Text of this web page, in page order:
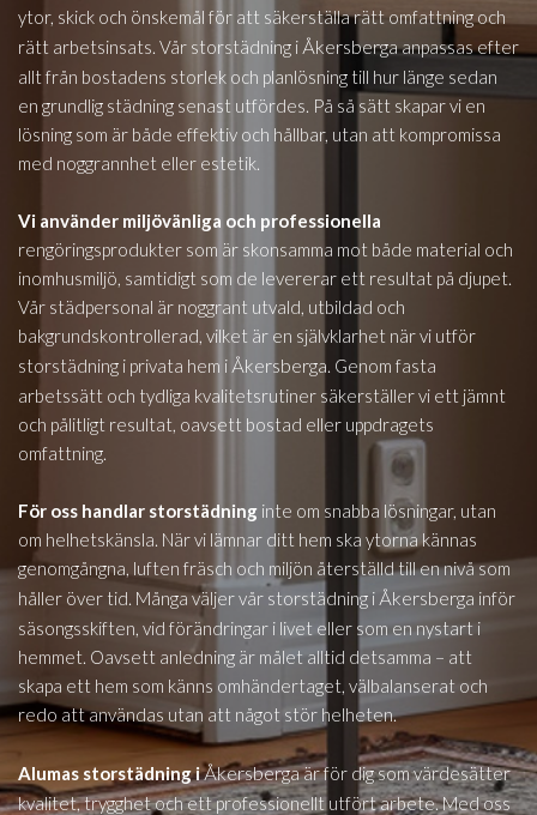
ytor, skick och önskemål för att säkerställa rätt omfattning och
rätt arbetsinsats. Vår storstädning i Åkersbergaanpassas efter
allt från bostadens storlek och planlösning till hur länge sedan
en grundlig städning senast utfördes. På så sätt skapar vi en
lösning som är både effektiv och hållbar, utan att kompromissa
med noggrannhet eller estetik.
Vi använder miljövänliga och professionella
rengöringsprodukter som är skonsamma mot både material och
inomhusmiljö, samtidigt som de levererar ett resultat på djupet.
Vår städpersonal är noggrant utvald, utbildad och
bakgrundskontrollerad, vilket är en självklarhet när vi utför
storstädning i privata hem i Åkersberga . Genom fasta
arbetssätt och tydliga kvalitetsrutiner säkerställer vi ett jämnt
och pålitligt resultat, oavsett bostad eller uppdragets
omfattning.
För oss handlar storstädning inte om snabba lösningar, utan
om helhetskänsla. När vi lämnar ditt hem ska ytorna kännas
genomgångna, luften fräsch och miljön återställd till en nivå som
håller över tid. Många väljer vår storstädning i Åkersberga inför
säsongsskiften, vid förändringar i livet eller som en nystart i
hemmet. Oavsett anledning är målet alltid detsamma – att
skapa ett hem som känns omhändertaget, välbalanserat och
redo att användas utan att något stör helheten.
Alumas storstädning iÅkersbergaär för dig som värdesätter
kvalitet, trygghet och ett professionellt utfört arbete. Med oss